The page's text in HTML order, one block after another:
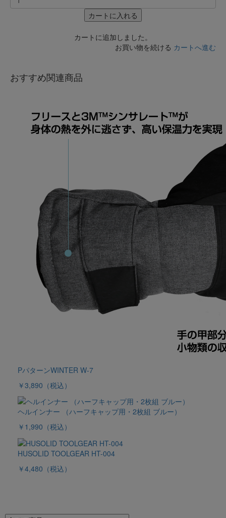
カートに入れる
カートに追加しました。
お買い物を続ける カートへ進む
おすすめ関連商品
PパターンWINTER W-7
￥3,890 （税込）
ヘルインナー （ハーフキャップ用・2枚組 ブルー）
￥1,990 （税込）
HUSOLID TOOLGEAR HT-004
￥4,480 （税込）